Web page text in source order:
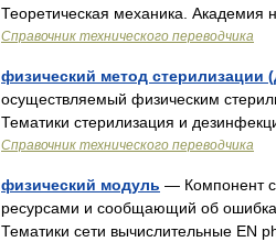
Теоретическая механика. Академия
Справочник технического переводчика
физический метод стерилизации
осуществляемый физическим
Тематики стерилизация и
Справочник технического переводчика
физический модуль — Компонент
ресурсами и сообщающий об
Тематики сети вычислительные EN